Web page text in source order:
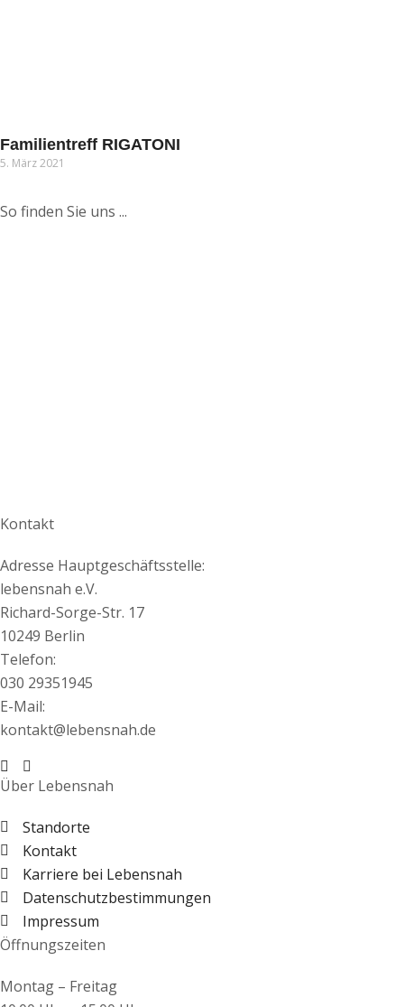
Familientreff RIGATONI
5. März 2021
So finden Sie uns ...
Kontakt
Adresse Hauptgeschäftsstelle:
lebensnah e.V.
Richard-Sorge-Str. 17
10249 Berlin
Telefon:
030 29351945
E-Mail:
kontakt@lebensnah.de
Über Lebensnah
Standorte
Kontakt
Karriere bei Lebensnah
Datenschutzbestimmungen
Impressum
Öffnungszeiten
Montag – Freitag